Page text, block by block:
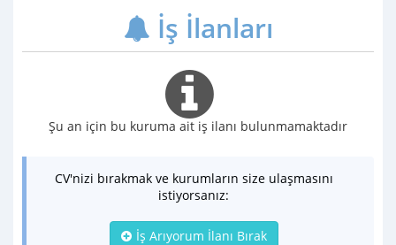
İş İlanları
Şu an için bu kuruma ait iş ilanı bulunmamaktadır
CV'nizi bırakmak ve kurumların size ulaşmasını
istiyorsanız:
İş Arıyorum İlanı Bırak